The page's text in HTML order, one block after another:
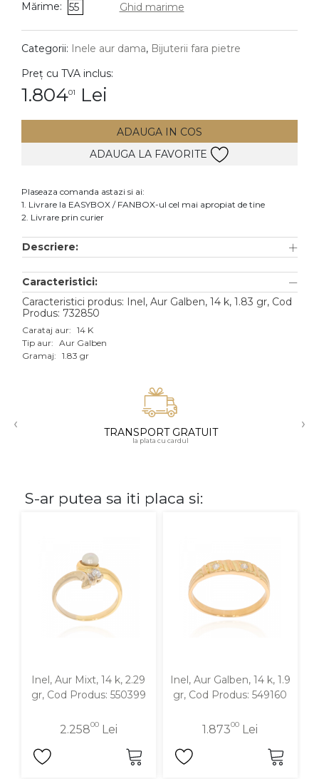
DIAMANTE Vezi toate
Cercei
Accesorii
Aur alb
Aur roz
Aur mixt
18K
Mărime: 55 Ghid marime
Categorii: Inele aur dama, Bijuterii fara pietre
Preț cu TVA inclus:
1.80401 Lei
ADAUGA IN COS
ADAUGA LA FAVORITE
Plaseaza comanda astazi si ai:
1. Livrare la EASYBOX / FANBOX-ul cel mai apropiat de tine
2. Livrare prin curier
Descriere:
Caracteristici:
Caracteristici produs: Inel, Aur Galben, 14 k, 1.83 gr, Cod
Produs: 732850
Carataj aur: 14 K
Tip aur: Aur Galben
Gramaj: 1.83 gr
‹ TRANSPORT GRATUIT
la plata cu cardul
›
S-ar putea sa iti placa si:
Inel, Aur Mixt, 14 k, 2.29
gr, Cod Produs: 550399
2.25800Lei
Inel, Aur Galben, 14 k, 1.9
gr, Cod Produs: 549160
1.87300 Lei